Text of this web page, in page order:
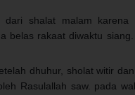
shalat malam
belas rakaat diwaktu
dhuhur, sholat witir
Rasulallah saw. pada